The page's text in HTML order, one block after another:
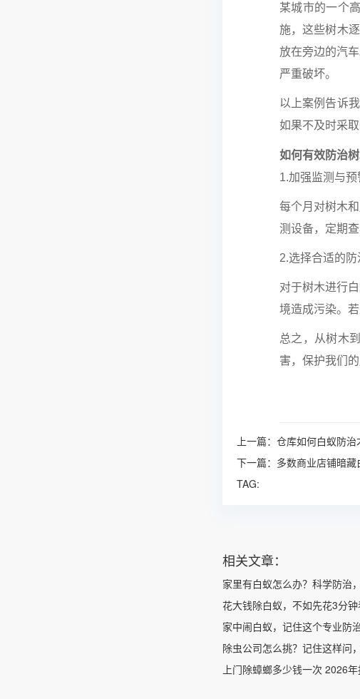
某城市的一个
施，这些树木
放在旁边的汽
严重破坏。
以上案例告诉
如果不及时采
如何有效防治树
1.加强监测与预
每个月对树木
测设备，定期
2.选择合适的防
对于树木进行
境造成污染。
总之，从树木
害，保护我们的
上一篇： 仓库如何白蚁防治
下一篇： 多数商业店铺暗藏
TAG:
相关文章：
家里有白蚁怎么办？科学防治
花大钱除白蚁，不如先花3分
家中闹白蚁，记住这个专业防
除虫公司怎么挑？记住这样问
上门除蟑螂多少钱一次 2026